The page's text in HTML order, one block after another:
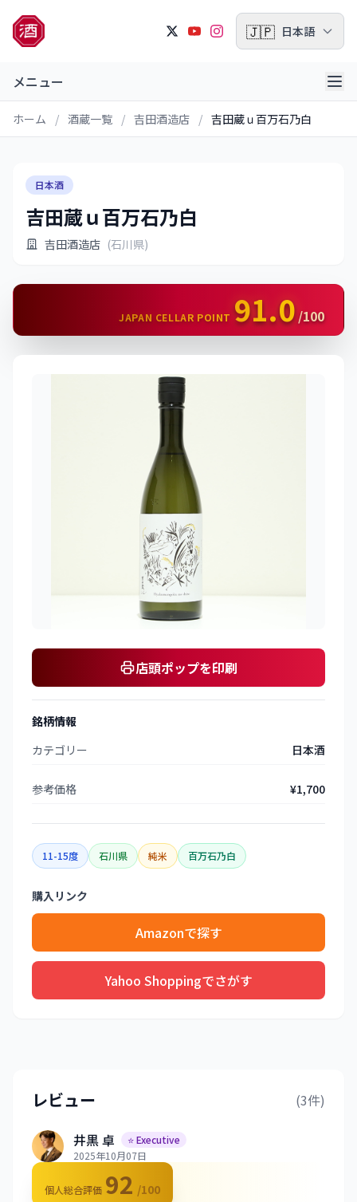
🇯🇵 日本語
メニュー
ホーム / 酒蔵一覧 / 吉田酒造店 / 吉田蔵ｕ百万石乃白
日本酒
吉田蔵ｕ百万石乃白
吉田酒造店 (石川県)
JAPAN CELLAR POINT 91.0 /100
店頭ポップを印刷
銘柄情報
カテゴリー
日本酒
参考価格 ¥1,700
11-15度 石川県 純米 百万石乃白
購入リンク
Amazonで探す
Yahoo Shoppingでさがす
レビュー (3件)
井黒 卓
⭐ Executive
2025年10月07日
個人総合評価 92 /100